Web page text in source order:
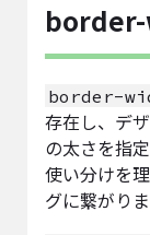
border-
border-
存在し、デ
の太さを指
使い分けを
グに繋がりま